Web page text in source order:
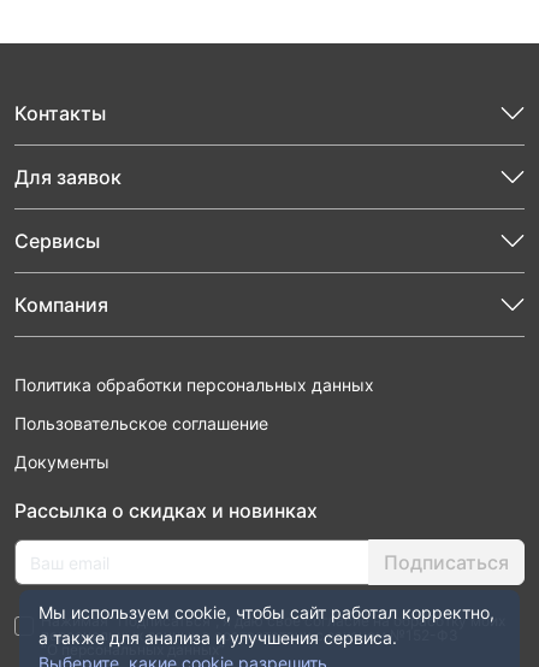
Контакты
Для заявок
Сервисы
Компания
Политика обработки персональных данных
Пользовательское соглашение
Документы
Рассылка о скидках и новинках
Подписаться
Нажимая “Подписаться”, я даю свое согласие на обработку моих
персональных данных в соответствии с законом №152-ФЗ
“О персональных данных”
Мы используем cookie, чтобы сайт работал корректно,
а также для анализа и улучшения сервиса.
Выберите, какие cookie разрешить